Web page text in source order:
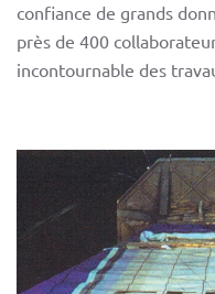
confiance de grands
près de 400
incontournable des